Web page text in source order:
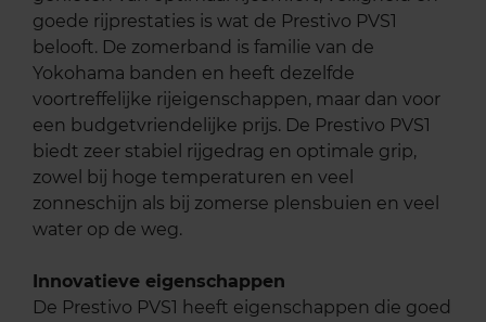
goede rijprestaties is wat de Prestivo PVS1
belooft. De zomerband is familie van de
Yokohama banden en heeft dezelfde
voortreffelijke rijeigenschappen, maar dan voor
een budgetvriendelijke prijs. De Prestivo PVS1
biedt zeer stabiel rijgedrag en optimale grip,
zowel bij hoge temperaturen en veel
zonneschijn als bij zomerse plensbuien en veel
water op de weg.
Innovatieve eigenschappen
De Prestivo PVS1 heeft eigenschappen die goed